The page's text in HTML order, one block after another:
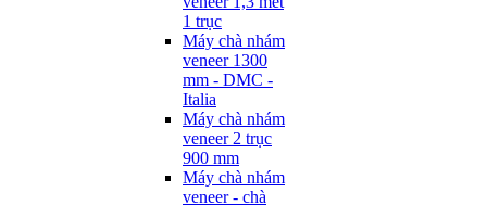
1 trục
Máy chà nhám
veneer 1300
mm - DMC -
Italia
Máy chà nhám
veneer 2 trục
900 mm
Máy chà nhám
veneer - chà